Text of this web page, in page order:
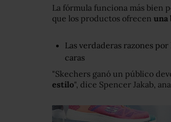
La fórmula funciona más bien
que los productos ofrecen una
Las verdaderas razones
caras
"Skechers ganó un público
estilo", dice Spencer Jakab,